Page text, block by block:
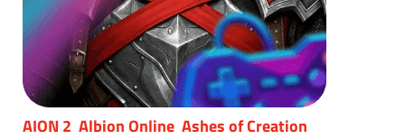
AION 2 Albion Online Ashes of Creation